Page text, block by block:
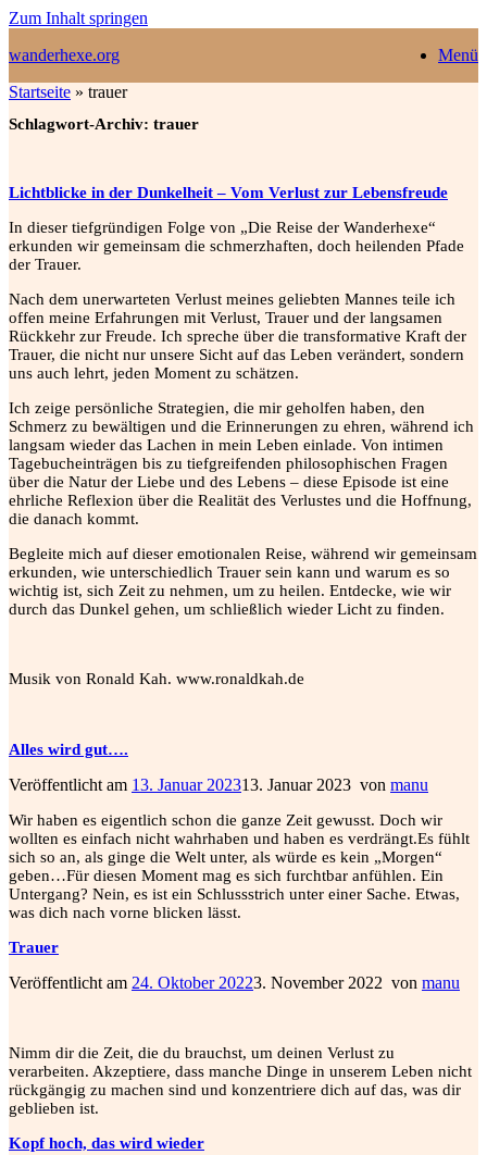
Zum Inhalt springen
wanderhexe.org
Menü
Startseite » trauer
Schlagwort-Archiv: trauer
Lichtblicke in der Dunkelheit – Vom Verlust zur Lebensfreude
In dieser tiefgründigen Folge von „Die Reise der Wanderhexe“
erkunden wir gemeinsam die schmerzhaften, doch heilenden Pfade
der Trauer.
Nach dem unerwarteten Verlust meines geliebten Mannes teile ich
offen meine Erfahrungen mit Verlust, Trauer und der langsamen
Rückkehr zur Freude. Ich spreche über die transformative Kraft der
Trauer, die nicht nur unsere Sicht auf das Leben verändert, sondern
uns auch lehrt, jeden Moment zu schätzen.
Ich zeige persönliche Strategien, die mir geholfen haben, den
Schmerz zu bewältigen und die Erinnerungen zu ehren, während ich
langsam wieder das Lachen in mein Leben einlade. Von intimen
Tagebucheinträgen bis zu tiefgreifenden philosophischen Fragen
über die Natur der Liebe und des Lebens – diese Episode ist eine
ehrliche Reflexion über die Realität des Verlustes und die Hoffnung,
die danach kommt.
Begleite mich auf dieser emotionalen Reise, während wir gemeinsam
erkunden, wie unterschiedlich Trauer sein kann und warum es so
wichtig ist, sich Zeit zu nehmen, um zu heilen. Entdecke, wie wir
durch das Dunkel gehen, um schließlich wieder Licht zu finden.
Musik von Ronald Kah. www.ronaldkah.de
Alles wird gut….
Veröffentlicht am 13. Januar 202313. Januar 2023 von manu
Wir haben es eigentlich schon die ganze Zeit gewusst. Doch wir
wollten es einfach nicht wahrhaben und haben es verdrängt.Es fühlt
sich so an, als ginge die Welt unter, als würde es kein „Morgen“
geben…Für diesen Moment mag es sich furchtbar anfühlen. Ein
Untergang? Nein, es ist ein Schlussstrich unter einer Sache. Etwas,
was dich nach vorne blicken lässt.
Trauer
Veröffentlicht am 24. Oktober 20223. November 2022 von manu
Nimm dir die Zeit, die du brauchst, um deinen Verlust zu
verarbeiten. Akzeptiere, dass manche Dinge in unserem Leben nicht
rückgängig zu machen sind und konzentriere dich auf das, was dir
geblieben ist.
Kopf hoch, das wird wieder